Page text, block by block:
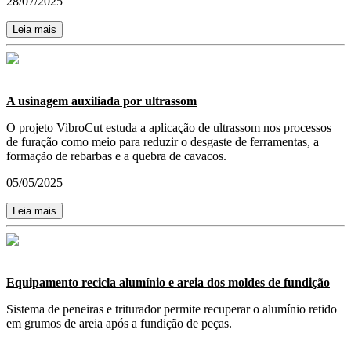
Leia mais
A usinagem auxiliada por ultrassom
O projeto VibroCut estuda a aplicação de ultrassom nos processos
de furação como meio para reduzir o desgaste de ferramentas, a
formação de rebarbas e a quebra de cavacos.
05/05/2025
Leia mais
Equipamento recicla alumínio e areia dos moldes de fundição
Sistema de peneiras e triturador permite recuperar o alumínio retido
em grumos de areia após a fundição de peças.